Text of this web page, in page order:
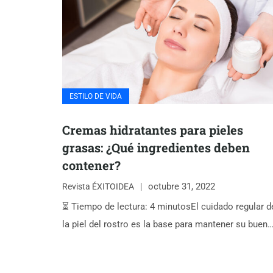
ESTILO DE VIDA
Cremas hidratantes para pieles
grasas: ¿Qué ingredientes deben
contener?
Revista ÉXITOIDEA
octubre 31, 2022
⏳ Tiempo de lectura: 4 minutosEl cuidado regular
la piel del rostro es la base para mantener su buen…